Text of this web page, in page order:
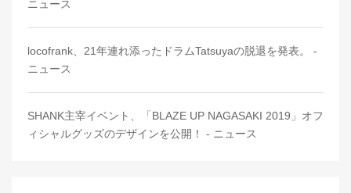
ニュース
locofrank、21年連れ添ったドラムTatsuyaの脱退を発表。 -
ニュース
SHANK主宰イベント、「BLAZE UP NAGASAKI 2019」オフ
ィシャルグッズのデザインを公開！ - ニュース